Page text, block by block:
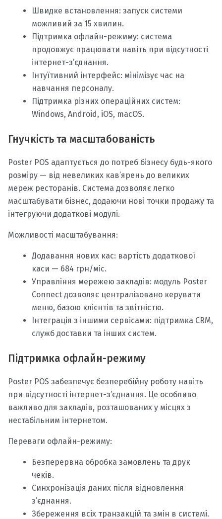
Швидке встановлення: запуск системи
можливий за 15 хвилин.
Підтримка офлайн-режиму: система
продовжує працювати навіть при відсутності
інтернет-з’єднання.
Інтуїтивний інтерфейс: мінімізує час на
навчання персоналу.
Підтримка різних операційних систем:
Windows, Android, iOS, macOS.
Гнучкість та масштабованість
Poster POS адаптується до потреб бізнесу будь-якого
розміру — від невеликих кав’ярень до великих
мереж ресторанів. Система дозволяє легко
масштабувати бізнес, додаючи нові точки продажу та
інтегруючи додаткові модулі.
Можливості масштабування:
Додавання нових кас: вартість додаткової
каси — 684 грн/міс.
Управління мережею закладів: модуль Poster
Connect дозволяє централізовано керувати
меню, базою клієнтів та звітністю.
Інтеграція з іншими сервісами: підтримка CRM,
служб доставки та інших систем.
Підтримка офлайн-режиму
Poster POS забезпечує безперебійну роботу навіть
при відсутності інтернет-з’єднання. Це особливо
важливо для закладів, розташованих у місцях з
нестабільним інтернетом.
Переваги офлайн-режиму:
Безперервна обробка замовлень та друк
чеків.
Синхронізація даних після відновлення
з’єднання.
Збереження всіх транзакцій та змін в системі.